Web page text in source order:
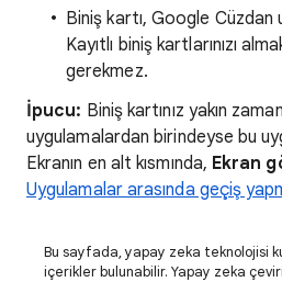
Biniş kartı, Google Cüzdan
Kayıtlı biniş kartlarınızı
gerekmez.
İpucu: Biniş kartınız yakın
uygulamalardan birindeyse bu
Ekranın en alt kısmında, Ekran
Uygulamalar arasında geçiş
Bu sayfada, yapay zeka teknolojisi
içerikler bulunabilir. Yapay zeka